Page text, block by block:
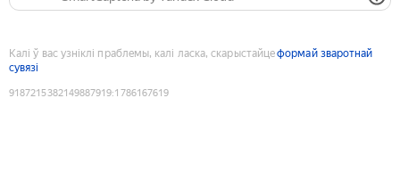
Калі ў вас узніклі праблемы, калі ласка, скарыстайцеформай зваротнай
сувязі
9187215382149887919:1786167619